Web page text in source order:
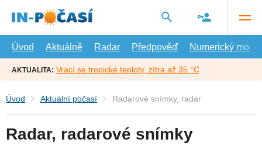
hlavní
Úvod
Aktuálně Radar Předpověď Numerický model
AKTUALITA: Vrací se tropické teploty, zítra až 35 °C
Úvod Aktuální počasí Radarové snímky, radar
Radar, radarové snímky